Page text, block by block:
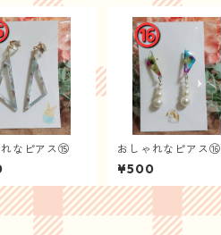
なピアス⑮ おしゃれなピアス⑯
¥500